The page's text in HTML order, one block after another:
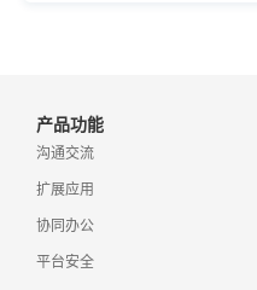
产品功能
沟通交流
扩展应用
协同办公
平台安全